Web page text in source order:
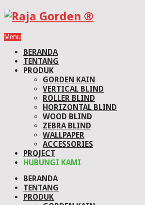
Menu
BERANDA
TENTANG
PRODUK
GORDEN KAIN
VERTICAL BLIND
ROLLER BLIND
HORIZONTAL BLIND
WOOD BLIND
ZEBRA BLIND
WALLPAPER
ACCESSORIES
PROJECT
HUBUNGI KAMI
BERANDA
TENTANG
PRODUK